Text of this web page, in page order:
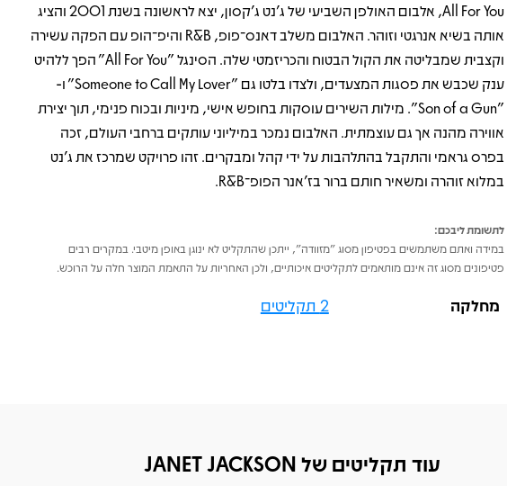
תיאור
All For You, אלבום האולפן השביעי של ג’נט ג’קסון, יצא לראשונה בשנת 2001 והציג
אותה בשיא אנרגטי וזוהר. האלבום משלב דאנס־פופ, R&B והיפ־הופ עם הפקה עשירה
וקצבית שמבליטה את הקול הבטוח והכריזמטי שלה. הסינגל "All For You" הפך ללהיט
ענק שכבש את פסגות המצעדים, ולצדו בלטו גם "Someone to Call My Lover" ו-
"Son of a Gun". מילות השירים עוסקות בחופש אישי, מיניות ובכוח פנימי, תוך יצירת
אווירה מהנה אך גם עוצמתית. האלבום נמכר במיליוני עותקים ברחבי העולם, זכה
בפרס גראמי והתקבל בהתלהבות על ידי קהל ומבקרים. זהו פרויקט שמרכז את ג’נט
במלוא זוהרה ומשאיר חותם ברור בז’אנר הפופ־R&B.
לתשומת ליבכם:
במידה ואתם משתמשים בפטיפון מסוג "מזוודה", ייתכן שהתקליט לא ינוגן באופן מיטבי. במקרים רבים
פטיפונים מסוג זה אינם מותאמים לתקליטים איכותיים, ולכן האחריות על התאמת המוצר חלה על הרוכש.
מחלקה 2 תקליטים
עוד תקליטים של JANET JACKSON